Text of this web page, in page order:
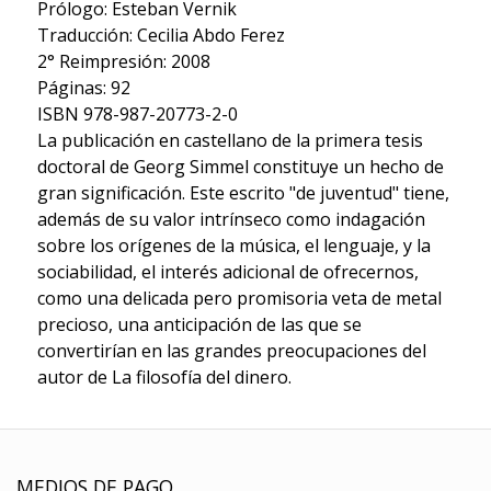
Prólogo: Esteban Vernik
Traducción: Cecilia Abdo Ferez
2° Reimpresión: 2008
Páginas: 92
ISBN 978-987-20773-2-0
La publicación en castellano de la primera tesis
doctoral de Georg Simmel constituye un hecho de
gran significación. Este escrito "de juventud" tiene,
además de su valor intrínseco como indagación
sobre los orígenes de la música, el lenguaje, y la
sociabilidad, el interés adicional de ofrecernos,
como una delicada pero promisoria veta de metal
precioso, una anticipación de las que se
convertirían en las grandes preocupaciones del
autor de La filosofía del dinero.